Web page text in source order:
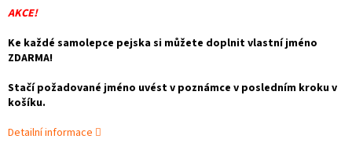
AKCE!
Ke každé samolepce pejska si můžete doplnit vlastní jméno
ZDARMA!
Stačí požadované jméno uvést v poznámce v posledním kroku v
košíku.
Detailní informace